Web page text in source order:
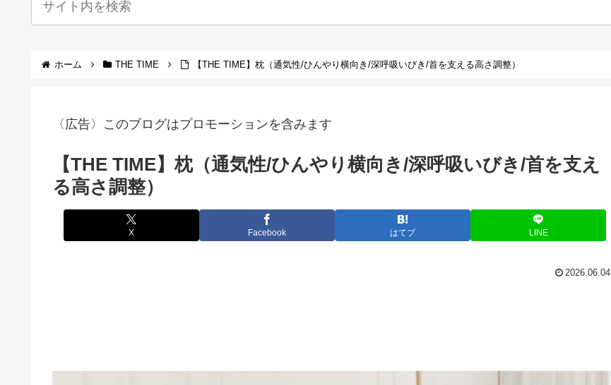
ホーム THE TIME 【THE TIME】枕（通気性/ひんやり横向き/深呼吸いびき/首を支える高さ調整）
〈広告〉このブログはプロモーションを含みます
【THE TIME】枕（通気性/ひんやり横向き/深呼吸いびき/首を支え
る高さ調整）
X Facebook はてブ LINE
2026.06.04